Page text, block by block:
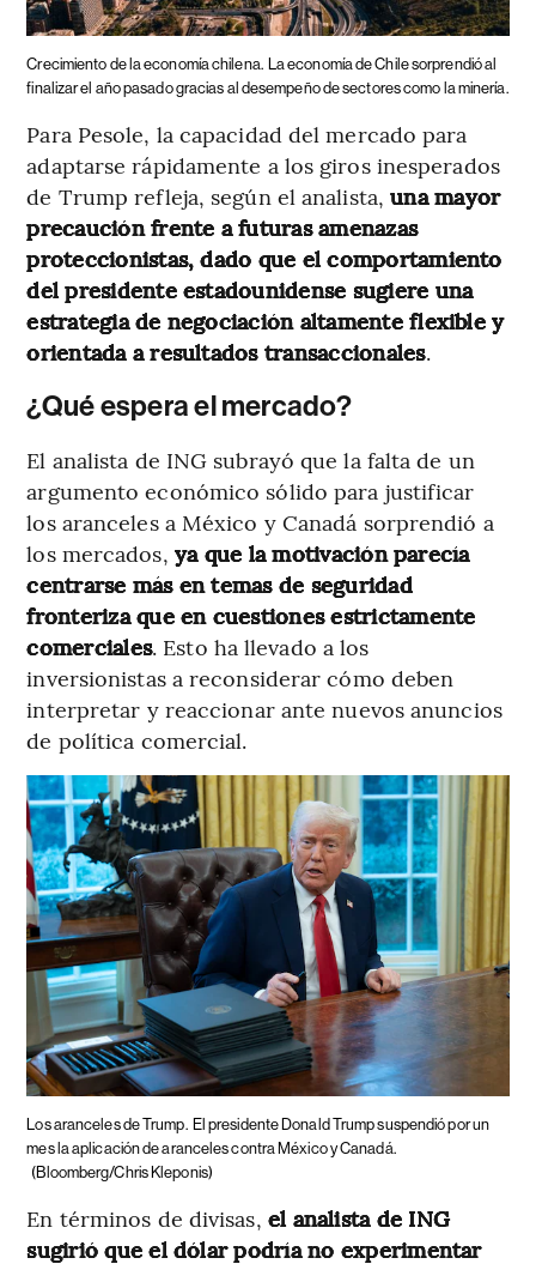
Crecimiento de la economía chilena. La economía de Chile sorprendió al
finalizar el año pasado gracias al desempeño de sectores como la minería.
Para Pesole, la capacidad del mercado para
adaptarse rápidamente a los giros inesperados
de Trump refleja, según el analista,una mayor
precaución frente a futuras amenazas
proteccionistas, dado que el comportamiento
del presidente estadounidense sugiere una
estrategia de negociación altamente flexible y
orientada a resultados transaccionales.
¿Qué espera el mercado?
El analista de ING subrayó que la falta de un
argumento económico sólido para justificar
los aranceles a México y Canadá sorprendió a
los mercados, ya que la motivación parecía
centrarse más en temas de seguridad
fronteriza que en cuestiones estrictamente
comerciales. Esto ha llevado a los
inversionistas a reconsiderar cómo deben
interpretar y reaccionar ante nuevos anuncios
de política comercial.
Los aranceles de Trump. El presidente Donald Trump suspendió por un
mes la aplicación de aranceles contra México y Canadá.
(Bloomberg/Chris Kleponis)
En términos de divisas, el analista de ING
sugirió que el dólar podría no experimentar